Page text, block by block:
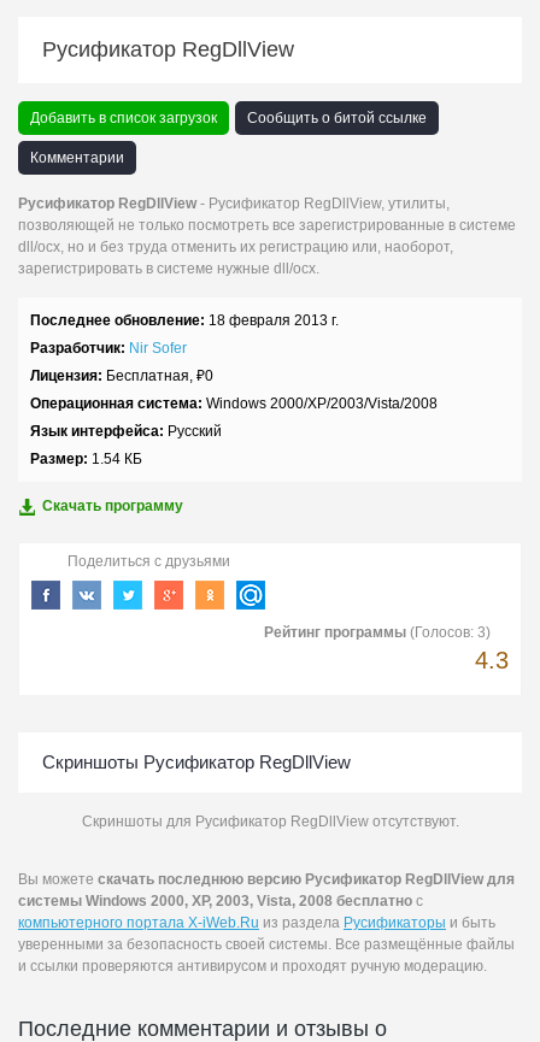
Русификатор RegDllView
Добавить в список загрузок Сообщить о битой ссылке
Комментарии
Русификатор RegDllView- Русификатор RegDllView, утилиты,
позволяющей не только посмотреть все зарегистрированные в системе
dll/ocx, но и без труда отменить их регистрацию или, наоборот,
зарегистрировать в системе нужные dll/ocx.
Последнее обновление: 18 февраля 2013 г.
Разработчик: Nir Sofer
Лицензия: Бесплатная, ₽0
Операционная система: Windows 2000/XP/2003/Vista/2008
Язык интерфейса: Русский
Размер: 1.54 КБ
Скачать программу
Поделиться с друзьями
Рейтинг программы (Голосов: 3)
4.3
Скриншоты Русификатор RegDllView
Скриншоты для Русификатор RegDllView отсутствуют.
Вы можете скачать последнюю версию Русификатор RegDllView для
системы Windows 2000, XP, 2003, Vista, 2008 бесплатно с
компьютерного портала X-iWeb.Ru из раздела Русификаторы и быть
уверенными за безопасность своей системы. Все размещённые файлы
и ссылки проверяются антивирусом и проходят ручную модерацию.
Последние комментарии и отзывы о